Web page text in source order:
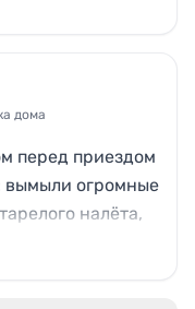
без
дома
перед приездом
вымыли огромные
налёта,
ванной стал как